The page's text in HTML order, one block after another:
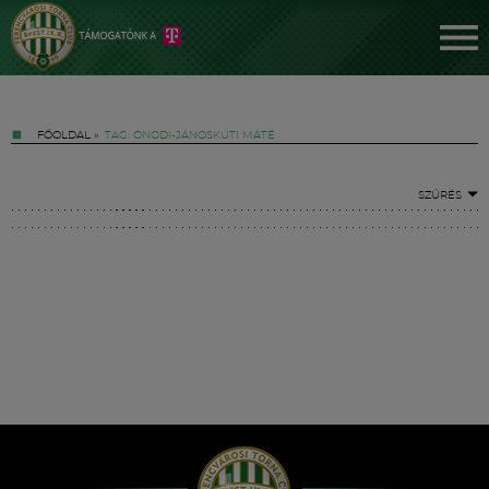
FŐOLDAL » TAG: ÓNODI-JÁNOSKÚTI MÁTÉ
SZŰRÉS
Hírek